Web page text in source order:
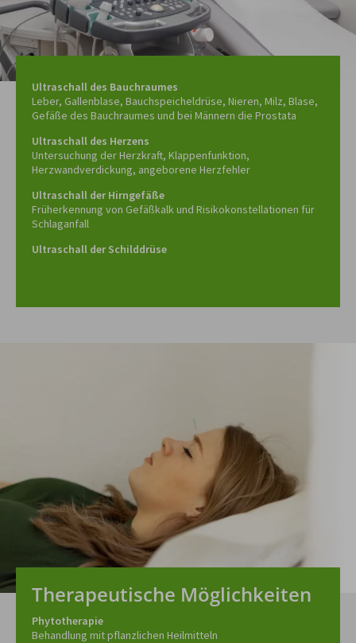
Ultraschall des Bauchraumes
Leber, Gallenblase, Bauchspeicheldrüse, Nieren, Milz, Blase,
Gefäße des Bauchraumes und bei Männern die Prostata
Ultraschall des Herzens
Untersuchung der Herzkraft, Klappenfunktion,
Herzwandverdickung, angeborene Herzfehler
Ultraschall der Hirngefäße
Früherkennung von Gefäßkalk und Risikokonstellationen für
Schlaganfall
Ultraschall der Schilddrüse
Therapeutische Möglichkeiten
Phytotherapie
Behandlung mit pflanzlichen Heilmitteln